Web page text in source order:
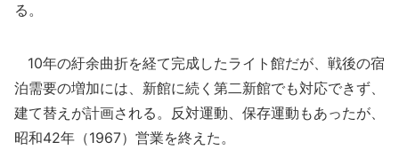
る。
10年の紆余曲折を経て完成したライト館だが、戦後の宿
泊需要の増加には、新館に続く第二新館でも対応できず、
建て替えが計画される。反対運動、保存運動もあったが、
昭和42年（1967）営業を終えた。